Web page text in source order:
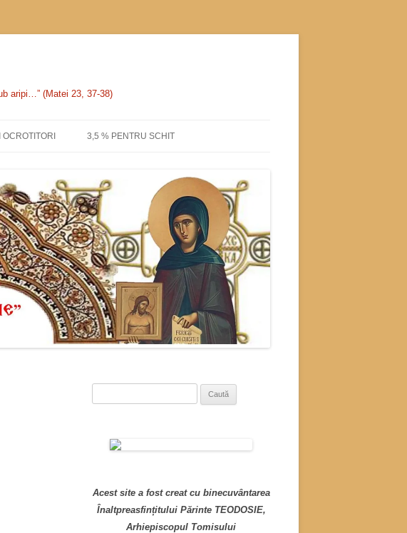
aripi…” (Matei 23, 37-38)
OCROTITORI
MARE MUCENIC
3,5 % PENTRU SCHIT
după:
Acest site a fost creat cu binecuvântarea
Înaltpreasfințitului Părinte TEODOSIE,
Arhiepiscopul Tomisului